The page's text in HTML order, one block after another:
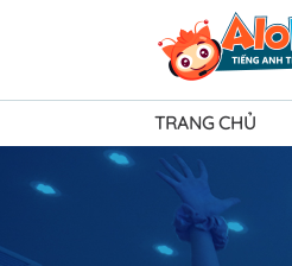
TRANG CHỦ